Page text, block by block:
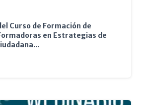
Curso de Formación de
en Estrategias de